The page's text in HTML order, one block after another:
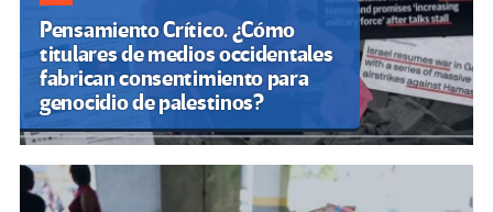
Pensamiento Crítico. ¿Cómo
titulares de medios occidentales
fabrican consentimiento para
genocidio de palestinos?